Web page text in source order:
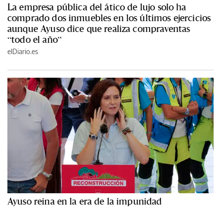
La empresa pública del ático de lujo solo ha
comprado dos inmuebles en los últimos ejercicios
aunque Ayuso dice que realiza compraventas
“todo el año”
elDiario.es
Ayuso reina en la era de la impunidad